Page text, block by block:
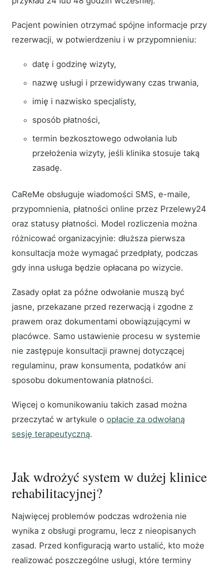
Pacjent powinien otrzymać spójne informacje przy
rezerwacji, w potwierdzeniu i w przypomnieniu:
datę i godzinę wizyty,
nazwę usługi i przewidywany czas trwania,
imię i nazwisko specjalisty,
sposób płatności,
termin bezkosztowego odwołania lub
przełożenia wizyty, jeśli klinika stosuje taką
zasadę.
CaReMe obsługuje wiadomości SMS, e-maile,
przypomnienia, płatności online przez Przelewy24
oraz statusy płatności. Model rozliczenia można
różnicować organizacyjnie: dłuższa pierwsza
konsultacja może wymagać przedpłaty, podczas
gdy inna usługa będzie opłacana po wizycie.
Zasady opłat za późne odwołanie muszą być
jasne, przekazane przed rezerwacją i zgodne z
prawem oraz dokumentami obowiązującymi w
placówce. Samo ustawienie procesu w systemie
nie zastępuje konsultacji prawnej dotyczącej
regulaminu, praw konsumenta, podatków ani
sposobu dokumentowania płatności.
Więcej o komunikowaniu takich zasad można
przeczytać w artykule o opłacie za odwołaną
sesję terapeutyczną.
Jak wdrożyć system w dużej klinice
rehabilitacyjnej?
Najwięcej problemów podczas wdrożenia nie
wynika z obsługi programu, lecz z nieopisanych
zasad. Przed konfiguracją warto ustalić, kto może
realizować poszczególne usługi, które terminy